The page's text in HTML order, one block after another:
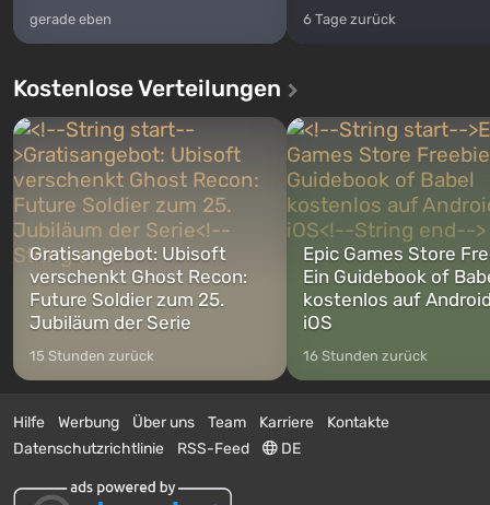
gerade eben 6 Tage zurück
Kostenlose Verteilungen
Gratisangebot: Ubisoft
verschenkt Ghost Recon:
Future Soldier zum 25.
Jubiläum der Serie
15 Stunden zurück
Epic Games Store
Ein Guidebook of
kostenlos auf
iOS
16 Stunden zurück
Hilfe Werbung Über uns Team Karriere
Kontakte
Datenschutzrichtlinie
RSS-Feed DE